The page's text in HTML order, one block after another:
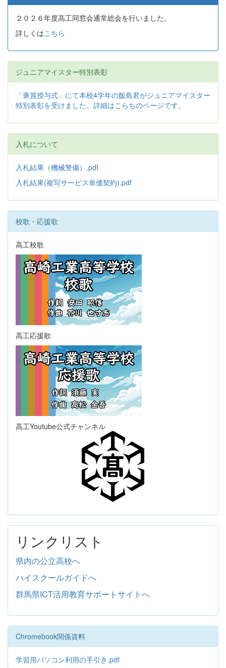
２０２６年度高工同窓会通常総会を行いました。
詳しくはこちら
ジュニアマイスター特別表彰
「褒賞授与式」にて本校4学年の飯島君がジュニアマイスター
特別表彰を受けました。詳細はこらちのページです。
入札について
入札結果（機械警備）.pdf
入札結果(複写サービス単価契約).pdf
校歌・応援歌
高工校歌
高工応援歌
高工Youtube公式チャンネル
リンクリスト
県内の公立高校へ
ハイスクールガイドへ
群馬県ICT活用教育サポートサイトへ
Chromebook関係資料
学習用パソコン利用の手引き.pdf